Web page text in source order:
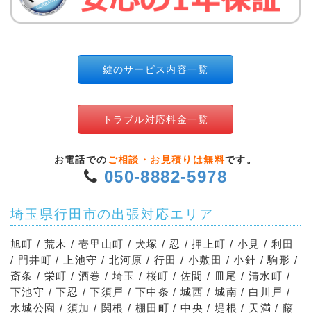
鍵のサービス内容一覧
トラブル対応料金一覧
お電話での ご相談・お見積りは無料です。
050-8882-5978
埼玉県行田市の出張対応エリア
旭町 / 荒木 / 壱里山町 / 犬塚 / 忍 / 押上町 / 小見 / 利田
/ 門井町 / 上池守 / 北河原 / 行田 / 小敷田 / 小針 / 駒形 /
斎条 / 栄町 / 酒巻 / 埼玉 / 桜町 / 佐間 / 皿尾 / 清水町 /
下池守 / 下忍 / 下須戸 / 下中条 / 城西 / 城南 / 白川戸 /
水城公園 / 須加 / 関根 / 棚田町 / 中央 / 堤根 / 天満 / 藤